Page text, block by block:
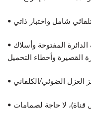
• مراقبة الخط تلقائيًا لكل قناة لاكتشاف الدائرة المفتوحة وأسلاك
• الحماية التلقائية من التيار الزائد (لكل قناة)، لا حاجة لصمامات